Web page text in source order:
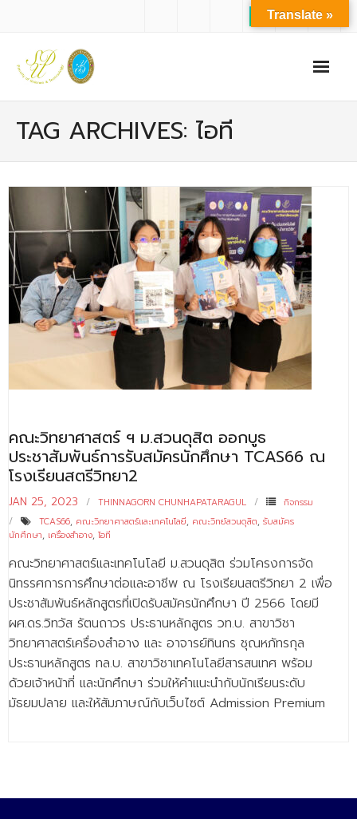
- ปรัชญา วิสัยทัศน์ พันธกิจ ของคณะ
- ประวัติความเป็นมาของคณะ
- บุคลากร
- - สำนักงานคณะวิทยาศาสตร์และเทคโนโลยี
- - บุคลากรวิชาการ
- - บุคลากรสนับสนุน
- วิทยาศาสตรบัณฑิต
- - วิทยาการคอมพิวเตอร์
- - วิทยาศาสตร์เครื่องสำอาง
- - อาชีวอนามัยและความปลอดภัย
- - อนามัยสิ่งแวดล้อมและสาธารณภัย
- - วิทยาศาสตร์การแพทย์
- - ความมั่นคงปลอดภัยไซเบอร์
- - อุตสาหกรรมชีวภาพเพื่อธุรกิจ
- ศึกษาศาสตรบัณฑิต
TAG ARCHIVES: ไอที
คณะวิทยาศาสตร์ ฯ ม.สวนดุสิต ออกบูธ
ประชาสัมพันธ์การรับสมัครนักศึกษา TCAS66 ณ
โรงเรียนสตรีวิทยา2
JAN 25, 2023 THINNAGORN CHUNHAPATARAGUL
กิจกรรม
TCAS66, คณะวิทยาศาสตร์และเทคโนโลยี, คณะวิทย์สวนดุสิต, รับสมัคร
นักศึกษา, เครื่องสำอาง, ไอที
คณะวิทยาศาสตร์และเทคโนโลยี ม.สวนดุสิต ร่วมโครงการจัด
นิทรรศการการศึกษาต่อและอาชีพ ณ โรงเรียนสตรีวิทยา 2 เพื่อ
ประชาสัมพันธ์หลักสูตรที่เปิดรับสมัครนักศึกษา ปี 2566 โดยมี
ผศ.ดร.วิทวัส รัตนถาวร ประธานหลักสูตร วท.บ. สาขาวิชา
วิทยาศาสตร์เครื่องสำอาง และ อาจารย์ทินกร ชุณหภัทรกุล
ประธานหลักสูตร ทล.บ. สาขาวิชาเทคโนโลยีสารสนเทศ พร้อม
ด้วยเจ้าหน้าที่ และนักศึกษา ร่วมให้คำแนะนำกับนักเรียนระดับ
มัธยมปลาย และให้สัมภาษณ์กับเว็บไซต์ Admission Premium
Translate »